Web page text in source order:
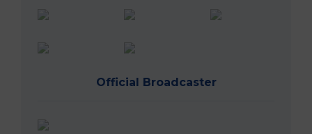
Official Broadcaster